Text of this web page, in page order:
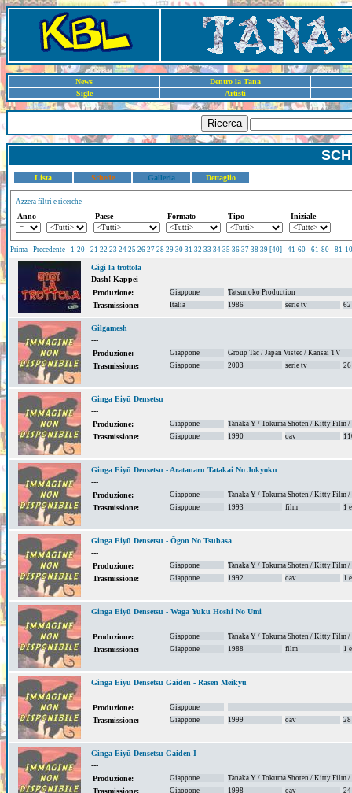
News
Dentro la Tana
Sigle
Artisti
Ricerca
Lista Schede Galleria Dettaglio
Azzera filtri e ricerche
Anno Paese Formato Tipo Iniziale
Prima - Precedente - 1-20 - 21 22 23 24 25 26 27 28 29 30 31 32 33 34 35 36 37 38 39 [40] - 41-60 - 61-80 - 81-
Gigi la trottola
Dash! Kappei
Produzione:
Giappone Tatsunoko Production
Trasmissione: Italia 1986 serie tv 62
Gilgamesh
---
Produzione:
Giappone Group Tac / Japan Vistec / Kansai TV
Trasmissione: Giappone 2003 serie tv 26
Ginga Eiyū Densetsu
---
Produzione:
Giappone Tanaka Y / Tokuma Shoten / Kitty Film /
Trasmissione: Giappone 1990 oav
Ginga Eiyū Densetsu - Aratanaru Tatakai No Jokyoku
---
Produzione:
Giappone Tanaka Y / Tokuma Shoten / Kitty Film /
Trasmissione: Giappone 1993 film 1
Ginga Eiyū Densetsu - Ōgon No Tsubasa
---
Produzione:
Giappone Tanaka Y / Tokuma Shoten / Kitty Film /
Trasmissione: Giappone 1992 oav 1
Ginga Eiyū Densetsu - Waga Yuku Hoshi No Umi
---
Produzione:
Giappone Tanaka Y / Tokuma Shoten / Kitty Film /
Trasmissione: Giappone 1988 film 1
Ginga Eiyū Densetsu Gaiden - Rasen Meikyū
---
Produzione:
Giappone
Trasmissione: Giappone 1999 oav 28
Ginga Eiyū Densetsu Gaiden I
---
Produzione:
Giappone Tanaka Y / Tokuma Shoten / Kitty Film /
Trasmissione: Giappone 1998 oav 24